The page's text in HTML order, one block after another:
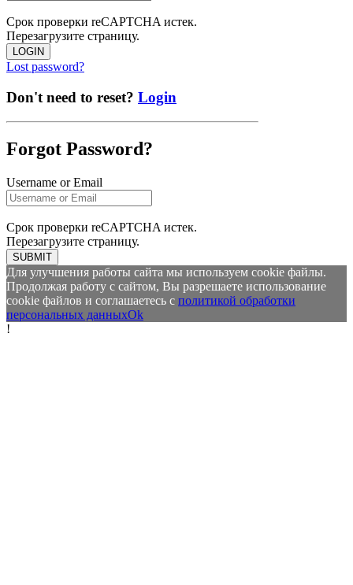
Срок проверки reCAPTCHA истек.
Перезагрузите страницу.
LOGIN
Lost password?
Don't need to reset? Login
Forgot Password?
Username or Email
Срок проверки reCAPTCHA истек.
Перезагрузите страницу.
SUBMIT
Для улучшения работы сайта мы используем cookie файлы.
Продолжая работу с сайтом, Вы разрешаете использование
cookie файлов и соглашаетесь с политикой обработки
персональных данныхOk
!